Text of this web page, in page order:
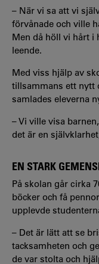
– När vi sa att vi
förvånade och ville
Men då höll vi hårt i
leende.
Med viss hjälp av
tillsammans ett nytt
samlades eleverna
– Vi ville visa
det är en
EN STARK
På skolan går cirka
böcker och få
upplevde
– Det är lätt att se
tacksamheten och
de var stolta och